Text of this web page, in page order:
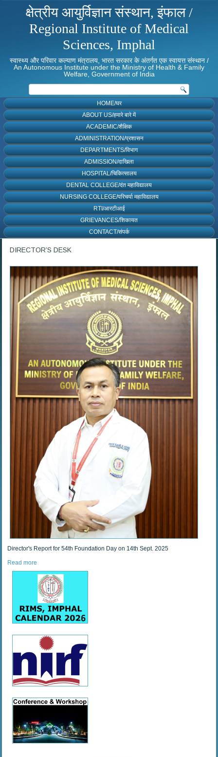
क्षेत्रीय आयुर्विज्ञान संस्थान, इंफाल /
Regional Institute of Medical
Sciences, Imphal
स्वास्थ्य और परिवार कल्याण मंत्रालय, भारत सरकार के अंतर्गत एक स्वायत्त संस्थान /
An Autonomous Institute under the Ministry of Health & Family
Welfare, Government of India
HOME/घर
ABOUT US/हमारे बारे में
ACADEMIC/शैक्षिक
ADMINISTRATION/प्रशासन
DEPARTMENTS/विभाग
ADMISSION/दाखिला
HOSPITAL/चिकित्सालय
DENTAL COLLEGE/दंत महाविद्यालय
NURSING COLLEGE/परिचर्या महाविद्यालय
RTI/आरटीआई
GRIEVANCES/शिकायत
CONTACT/संपर्क
DIRECTOR’S DESK
Director's Report for 54th Foundation Day on 14th Sept. 2025
Read more